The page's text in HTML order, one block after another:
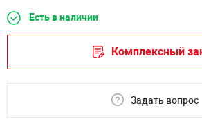
Есть в наличии
Комплексный
Задать вопрос